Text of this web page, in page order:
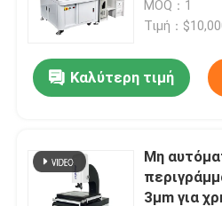
ακριβές
όρασης
MOQ：1
Τιμή：
Καλύτερη τιμή
Μη
3μm για